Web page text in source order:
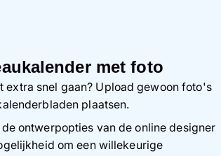
met foto
extra snel gaan? Upload gewoon foto's
plaatsen.
de ontwerpopties van de online designer
om een willekeurige